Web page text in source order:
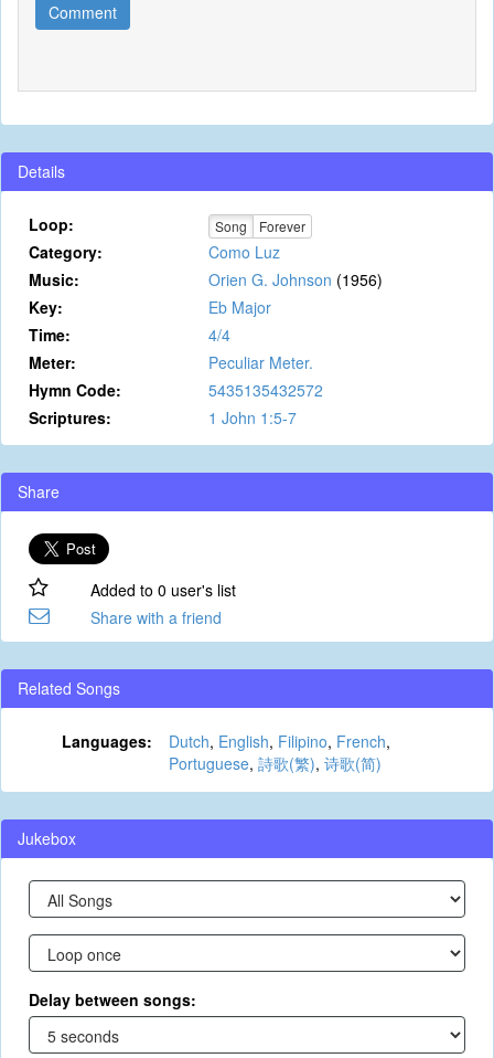
Comment
Details
Loop: Song Forever
Category:
Como Luz
Music:
Orien G. Johnson (1956)
Key:
Eb Major
Time:
4/4
Meter:
Peculiar Meter.
Hymn Code:
5435135432572
Scriptures:
1 John 1:5-7
Share
Added to 0 user's list
Share with a friend
Related Songs
Languages: Dutch, English, Filipino, French,
Portuguese, 詩歌(繁), 诗歌(简)
Jukebox
Delay between songs: